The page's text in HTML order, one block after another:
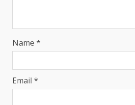
Name *
Email *